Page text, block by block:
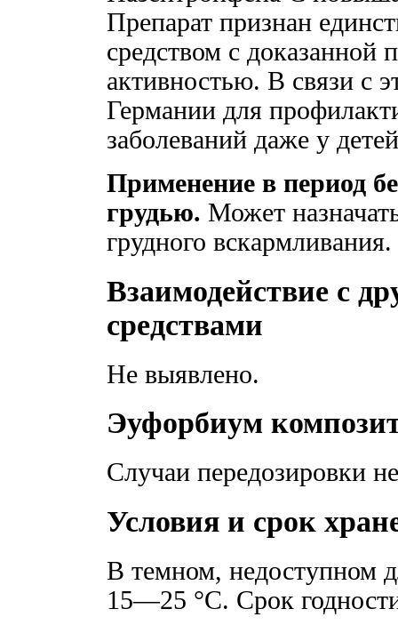
Препарат признан
средством с доказанной
активностью. В связи с
Германии для
заболеваний даже у
Применение в период
грудью. Может
грудного вскармливания.
Взаимодействие с
средствами
Не выявлено.
Эуфорбиум
Случаи передозировки
Условия и срок
В темном, недоступном
15—25 °С. Срок